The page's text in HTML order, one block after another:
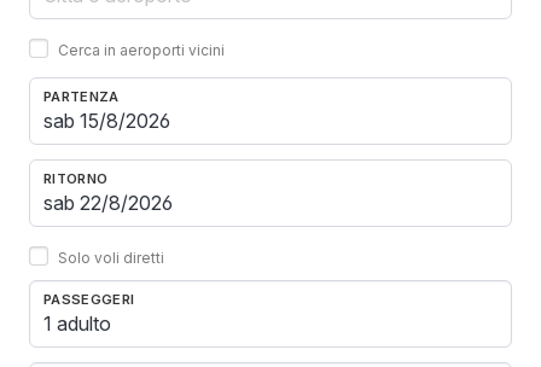
Cerca in aeroporti vicini
PARTENZA
RITORNO
Solo voli diretti
PASSEGGERI
1 adulto